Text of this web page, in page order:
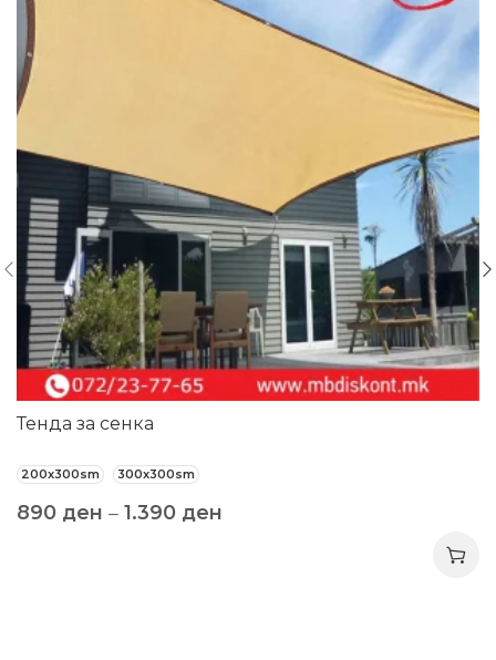
Тенда за сенка
200x300sm 300x300sm
890 ден – 1.390 ден